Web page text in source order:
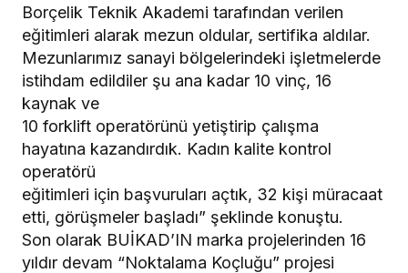
Borçelik Teknik Akademi tarafından verilen
eğitimleri alarak mezun oldular, sertifika aldılar.
Mezunlarımız sanayi bölgelerindeki işletmelerde
istihdam edildiler şu ana kadar 10 vinç, 16
kaynak ve
10 forklift operatörünü yetiştirip çalışma
hayatına kazandırdık. Kadın kalite kontrol
operatörü
eğitimleri için başvuruları açtık, 32 kişi müracaat
etti, görüşmeler başladı” şeklinde konuştu.
Son olarak BUİKAD’IN marka projelerinden 16
yıldır devam “Noktalama Koçluğu” projesi